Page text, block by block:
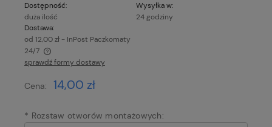
Dostępność:
duża ilość
Wysyłka w:
24 godziny
Dostawa:
od 12,00 zł - InPost Paczkomaty
24/7
Cena nie zawiera ewentualnych kosztów płatności
sprawdź formy dostawy
Cena: 14,00 zł
* Rozstaw otworów montażowych: